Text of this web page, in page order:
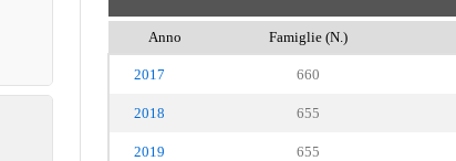
Anno Famiglie (N.)
2017 660
2018 655
2019 655